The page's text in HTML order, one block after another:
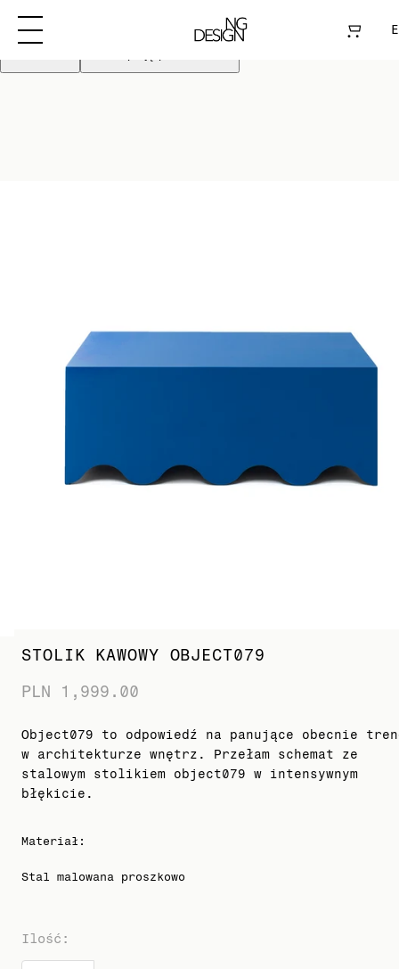
strony. Kontynuując akceptujesz pliki
STOLIK KAWOWY OBJECT079
PLN 1,999.00
Object079 to odpowiedź na panujące obecnie
w architekturze wnętrz. Przełam schemat ze
stalowym stolikiem object079 w intensywnym
błękicie.
Materiał :
Stal malowana proszkowo
Ilość :